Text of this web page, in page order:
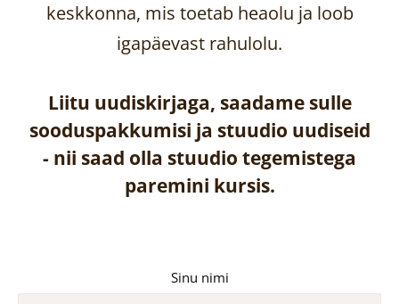
keskkonna, mis toetab heaolu ja loob
igapäevast rahulolu.
Liitu uudiskirjaga, saadame sulle
sooduspakkumisi ja stuudio uudiseid
- nii saad olla stuudio tegemistega
paremini kursis.
Sinu nimi